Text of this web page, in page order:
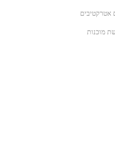
אטרקטיבים
מוכנות